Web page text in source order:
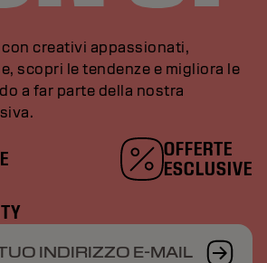
creativi appassionati,
scopri le tendenze e migliora le
a far parte della nostra
OFFERTE
ESCLUSIVE
INDIRIZZO E-MAIL